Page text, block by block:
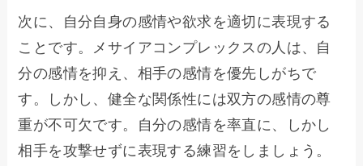
次に、自分自身の感情や欲求を適切に表現する
ことです。メサイアコンプレックスの人は、自
分の感情を抑え、相手の感情を優先しがちで
す。しかし、健全な関係性には双方の感情の尊
重が不可欠です。自分の感情を率直に、しかし
相手を攻撃せずに表現する練習をしましょう。